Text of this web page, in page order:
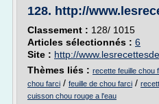
128. http://
Classement : 128/ 1015
Articles sélectionnés : 6
Site : http://
Thèmes liés : recette feuille chou
chou farci / feuille de chou farci /
cuisson chou rouge a l'eau